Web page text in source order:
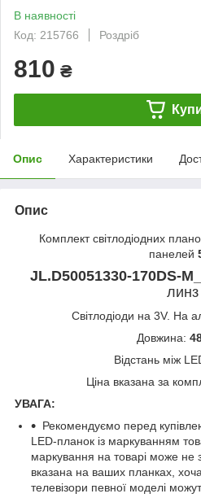
В наявності
Код: 215766
Роздріб
810 ₴
Опис Характеристики
Опис
Комплект світлодіодних
панелей
JL.D50051330-170DS-
линз
Світлодіоди на 3V. На
Довжина:
Відстань між
Ціна вказана за
УВАГА:
Рекомендуємо перед
LED-планок із маркуванням
маркування на товарі може не
вказана на ваших планках,
телевізори певної моделі